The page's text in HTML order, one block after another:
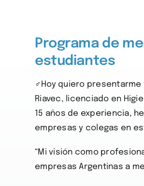
Programa de
estudiantes
‍♂Hoy quiero
Riavec, licenciado en
15 años de experiencia,
empresas y colegas en
“Mi visión como
empresas Argentinas a